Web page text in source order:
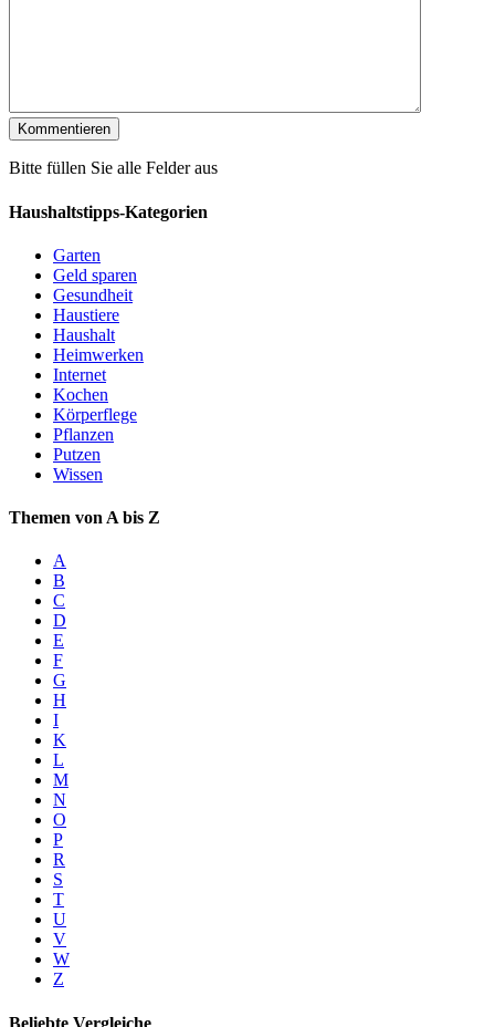
Bitte füllen Sie alle Felder aus
Haushaltstipps-Kategorien
Garten
Geld sparen
Gesundheit
Haustiere
Haushalt
Heimwerken
Internet
Kochen
Körperflege
Pflanzen
Putzen
Wissen
Themen von A bis Z
A
B
C
D
E
F
G
H
I
K
L
M
N
O
P
R
S
T
U
V
W
Z
Beliebte Vergleiche